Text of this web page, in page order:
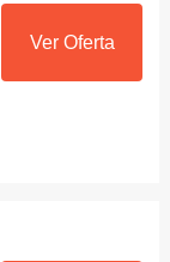
Ver Oferta